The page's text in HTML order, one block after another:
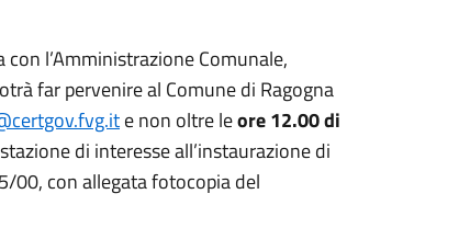
l’Amministrazione Comunale,
far pervenire al Comune di Ragogna
e non oltre leore 12.00 di
di interesse all’instaurazione di
00, con allegata fotocopia del